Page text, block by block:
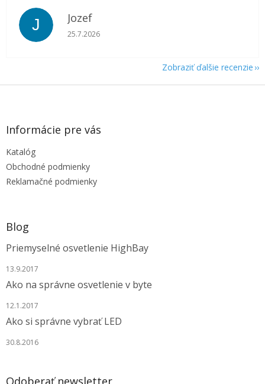
J Jozef
Hodnotenie obchodu je 5 z 5 hviezdičiek.
25.7.2026
Zobraziť ďalšie recenzie
Z
Informácie pre vás
Katalóg
Obchodné podmienky
Reklamačné podmienky
Blog
Priemyselné osvetlenie HighBay
13.9.2017
Ako na správne osvetlenie v byte
12.1.2017
Ako si správne vybrať LED
30.8.2016
Odoberať newsletter